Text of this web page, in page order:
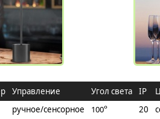
Управление Угол света IP
ручное/сенсорное 100° 20